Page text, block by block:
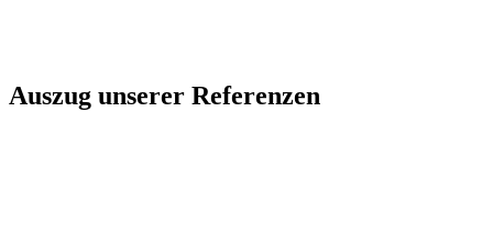
Auszug unserer Referenzen